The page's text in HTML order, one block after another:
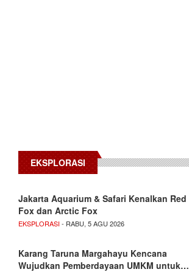
EKSPLORASI
Jakarta Aquarium & Safari Kenalkan Red
Fox dan Arctic Fox
EKSPLORASI- RABU, 5 AGU 2026
Karang Taruna Margahayu Kencana
Wujudkan Pemberdayaan UMKM untuk…